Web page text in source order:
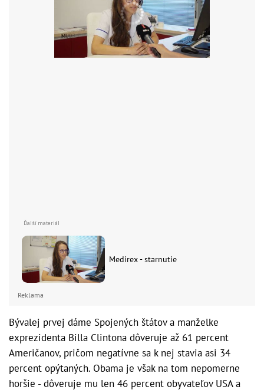
Medirex - starnutie
Reklama
Bývalej prvej dáme Spojených štátov a manželke
exprezidenta Billa Clintona dôveruje až 61 percent
Američanov, pričom negatívne sa k nej stavia asi 34
percent opýtaných. Obama je však na tom nepomerne
horšie - dôveruje mu len 46 percent obyvateľov USA a